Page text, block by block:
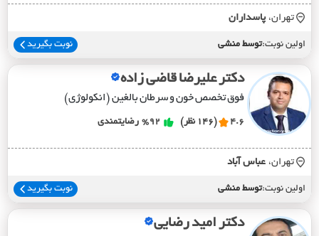
تهران، پاسداران
اولین نوبت:توسط منشی نوبت بگیرید
دکتر علیرضا قاضی زاده
فوق تخصص خون و سرطان بالغین (انکولوژی)
4.6 (146 نظر) %92 رضایتمندی
تهران، عباس آباد
اولین نوبت:توسط منشی نوبت بگیرید
دکتر امید رضایی